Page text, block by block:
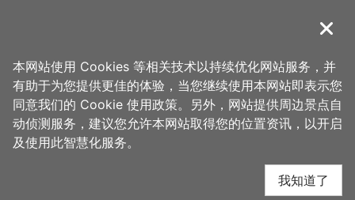
導覽
首页 > 想去的地方 > 住宿 > 桂冠旅馆
桂冠旅馆 周边住宿
关闭
本网站使用 Cookies 等相关技术以持续优化网站服务，并
有助于为您提供更佳的体验，当您继续使用本网站即表示您
同意我们的 Cookie 使用政策。另外，网站提供周边景点自
动侦测服务，建议您允许本网站取得您的位置资讯，以开启
及使用此智慧化服务。
我知道了